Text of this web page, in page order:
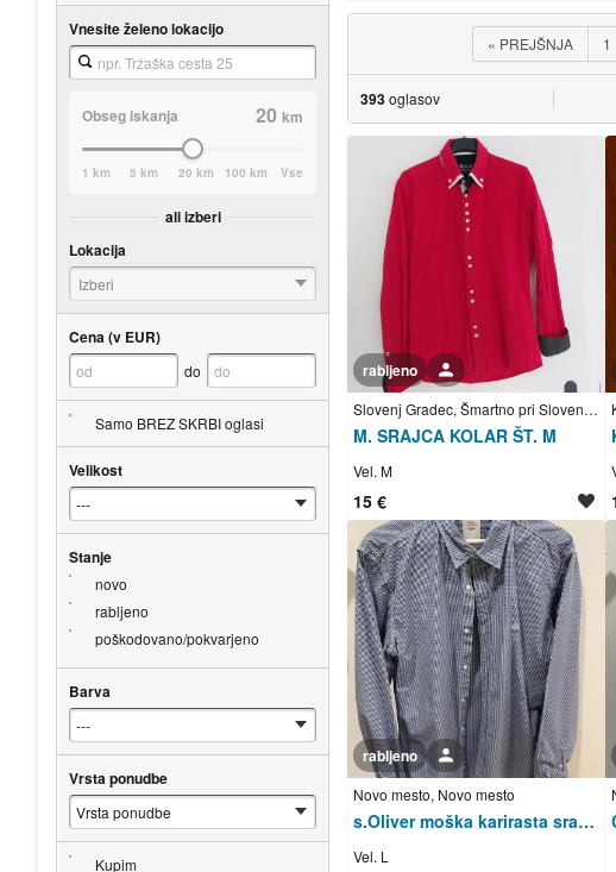
« PREJŠNJA 1
393oglasov
M. SRAJCA KOLAR ŠT. M
Slovenj Gradec, Šmartno pri Slovenj Gradcu
rabljeno
Vel. M
15 €
s.Oliver moška karirasta srajca z dolgimi rokavi (L)
Novo mesto, Novo mesto
rabljeno
Vel. L
Vnesite želeno lokacijo
Obseg iskanja 20km
1 km 5 km 20 km 100 km Vse
ali izberi
Lokacija
Izberi
Cena (v EUR)
do
Samo BREZ SKRBI oglasi
Velikost
Stanje
novo
rabljeno
poškodovano/pokvarjeno
Barva
Vrsta ponudbe
Kupim